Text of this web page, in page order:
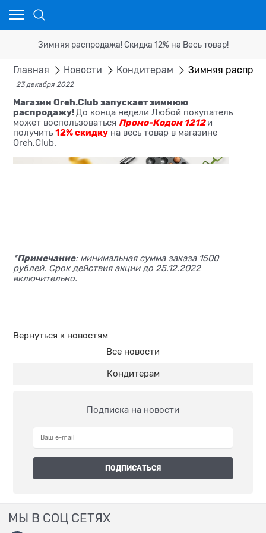
Зимняя распродажа! Скидка 12% на Весь товар!
Главная Новости Кондитерам Зимняя
23 декабря 2022
Магазин Oreh.Club запускает зимнюю
распродажу!До конца недели Любой покупатель
может воспользоваться Промо-Кодом 1212 и
получить 12% скидку на весь товар в магазине
Oreh.Club.
*Примечание: минимальная сумма заказа 1500
рублей. Срок действия акции до 25.12.2022
включительно.
Вернуться к новостям
Все новости
Кондитерам
Подписка на новости
МЫ В СОЦ СЕТЯХ